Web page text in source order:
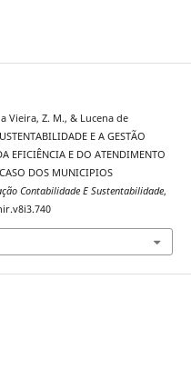
Vieira, Z. M., & Lucena de
E A GESTÃO
EFICIÊNCIA E DO ATENDIMENTO
DOS MUNICIPIOS
Contabilidade E Sustentabilidade,